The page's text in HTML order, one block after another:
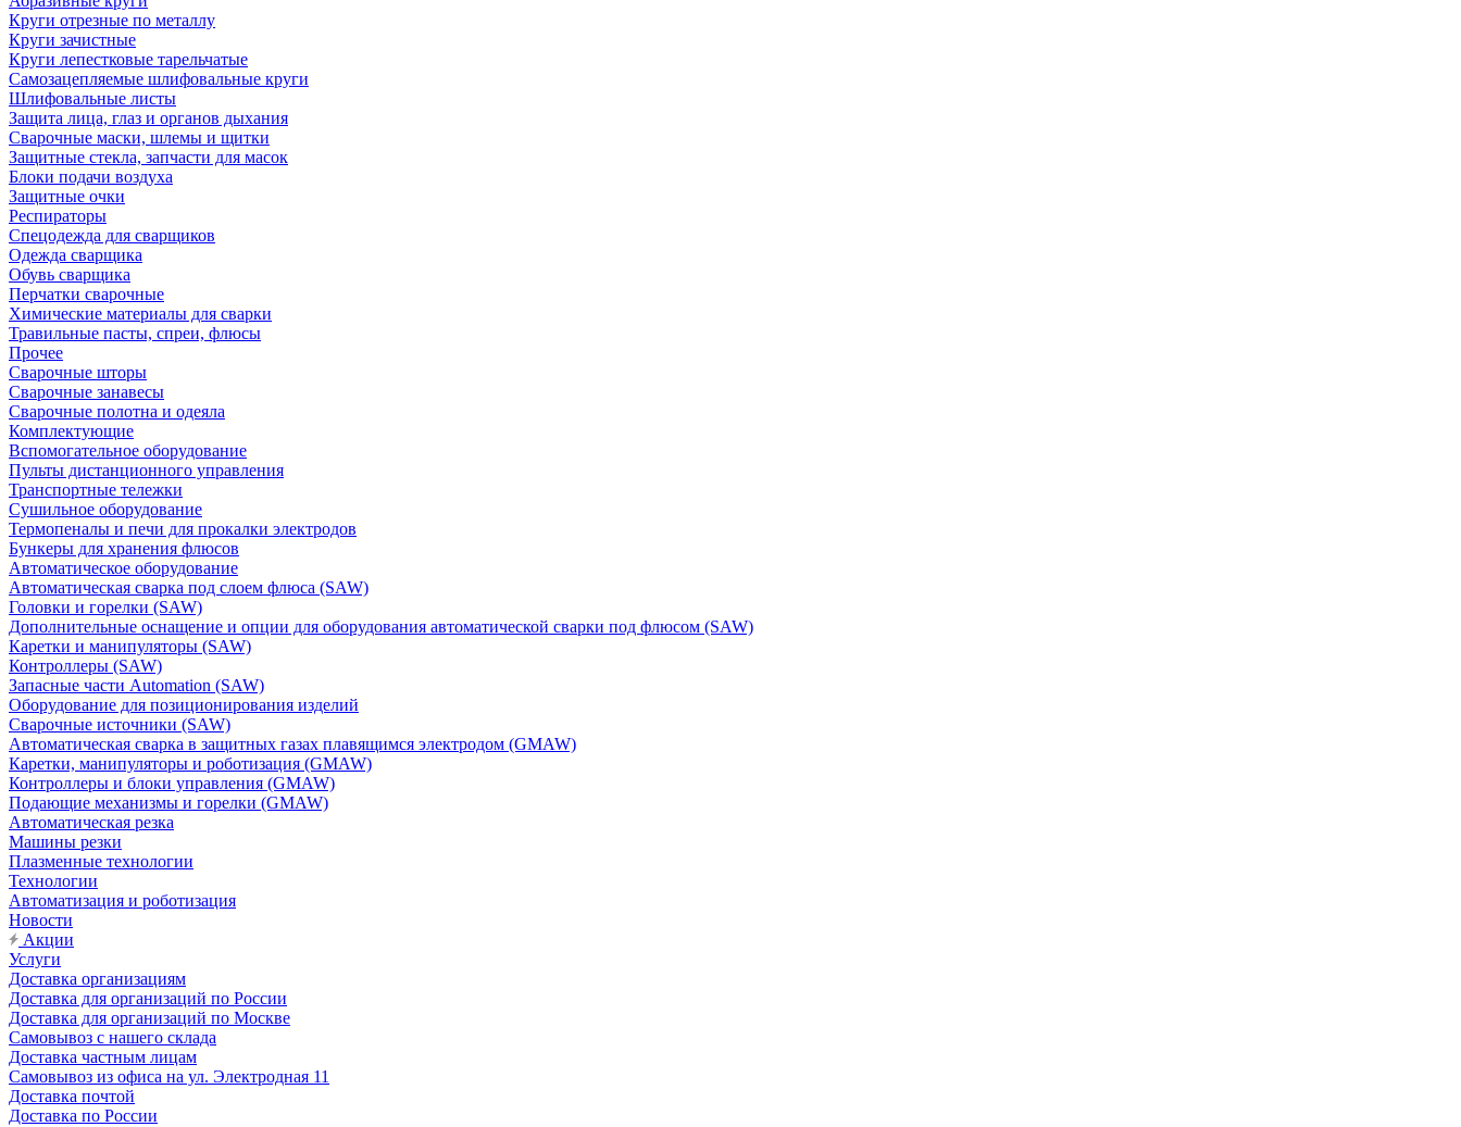
Круги отрезные по металлу
Круги зачистные
Круги лепестковые тарельчатые
Самозацепляемые шлифовальные круги
Шлифовальные листы
Защита лица, глаз и органов дыхания
Сварочные маски, шлемы и щитки
Защитные стекла, запчасти для масок
Блоки подачи воздуха
Защитные очки
Респираторы
Спецодежда для сварщиков
Одежда сварщика
Обувь сварщика
Перчатки сварочные
Химические материалы для сварки
Травильные пасты, спреи, флюсы
Прочее
Сварочные шторы
Сварочные занавесы
Сварочные полотна и одеяла
Комплектующие
Вспомогательное оборудование
Пульты дистанционного управления
Транспортные тележки
Сушильное оборудование
Термопеналы и печи для прокалки электродов
Бункеры для хранения флюсов
Автоматическое оборудование
Автоматическая сварка под слоем флюса (SAW)
Головки и горелки (SAW)
Дополнительные оснащение и опции для оборудования автоматической сварки под флюсом (SAW)
Каретки и манипуляторы (SAW)
Контроллеры (SAW)
Запасные части Automation (SAW)
Оборудование для позиционирования изделий
Сварочные источники (SAW)
Автоматическая сварка в защитных газах плавящимся электродом (GMAW)
Каретки, манипуляторы и роботизация (GMAW)
Контроллеры и блоки управления (GMAW)
Подающие механизмы и горелки (GMAW)
Автоматическая резка
Машины резки
Плазменные технологии
Технологии
Автоматизация и роботизация
Новости
Акции
Услуги
Доставка организациям
Доставка для организаций по России
Доставка для организаций по Москве
Самовывоз с нашего склада
Доставка частным лицам
Самовывоз из офиса на ул. Электродная 11
Доставка почтой
Доставка по России